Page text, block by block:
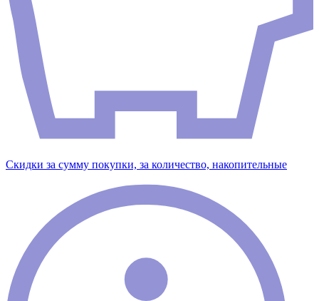
Скидки за сумму покупки, за количество, накопительные